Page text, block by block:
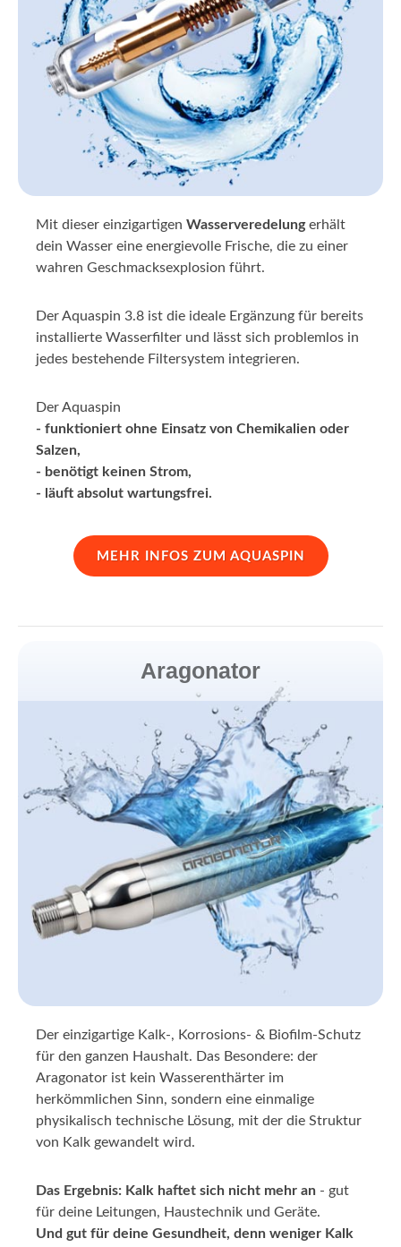
Mit dieser einzigartigen Wasserveredelungerhält
dein Wasser eine energievolle Frische, die zu einer
wahren Geschmacksexplosion führt.
Der Aquaspin 3.8 ist die ideale Ergänzung für bereits
installierte Wasserfilter und lässt sich problemlos in
jedes bestehende Filtersystem integrieren.
Der Aquaspin
- funktioniert ohne Einsatz von Chemikalien oder
Salzen,
- benötigt keinen Strom,
- läuft absolut wartungsfrei.
MEHR INFOS ZUM AQUASPIN
Aragonator
Der einzigartige Kalk-, Korrosions- & Biofilm-Schutz
für den ganzen Haushalt. Das Besondere: der
Aragonator ist kein Wasserenthärter im
herkömmlichen Sinn, sondern eine einmalige
physikalisch technische Lösung, mit der die Struktur
von Kalk gewandelt wird.
Das Ergebnis: Kalk haftet sich nicht mehr an - gut
für deine Leitungen, Haustechnik und Geräte.
Und gut für deine Gesundheit, denn weniger Kalk